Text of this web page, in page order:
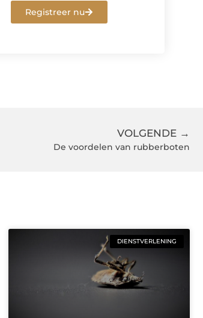
Registreer nu
VOLGENDE →
De voordelen van rubberboten
DIENSTVERLENING